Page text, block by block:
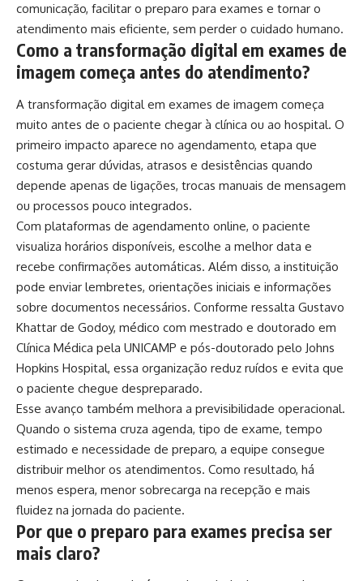
comunicação, facilitar o preparo para exames e tornar o
atendimento mais eficiente, sem perder o cuidado humano.
Como a transformação digital em exames de
imagem começa antes do atendimento?
A transformação digital em exames de imagem começa
muito antes de o paciente chegar à clínica ou ao hospital. O
primeiro impacto aparece no agendamento, etapa que
costuma gerar dúvidas, atrasos e desistências quando
depende apenas de ligações, trocas manuais de mensagem
ou processos pouco integrados.
Com plataformas de agendamento online, o paciente
visualiza horários disponíveis, escolhe a melhor data e
recebe confirmações automáticas. Além disso, a instituição
pode enviar lembretes, orientações iniciais e informações
sobre documentos necessários. Conforme ressalta Gustavo
Khattar de Godoy, médico com mestrado e doutorado em
Clínica Médica pela UNICAMP e pós-doutorado pelo Johns
Hopkins Hospital, essa organização reduz ruídos e evita que
o paciente chegue despreparado.
Esse avanço também melhora a previsibilidade operacional.
Quando o sistema cruza agenda, tipo de exame, tempo
estimado e necessidade de preparo, a equipe consegue
distribuir melhor os atendimentos. Como resultado, há
menos espera, menor sobrecarga na recepção e mais
fluidez na jornada do paciente.
Por que o preparo para exames precisa ser
mais claro?